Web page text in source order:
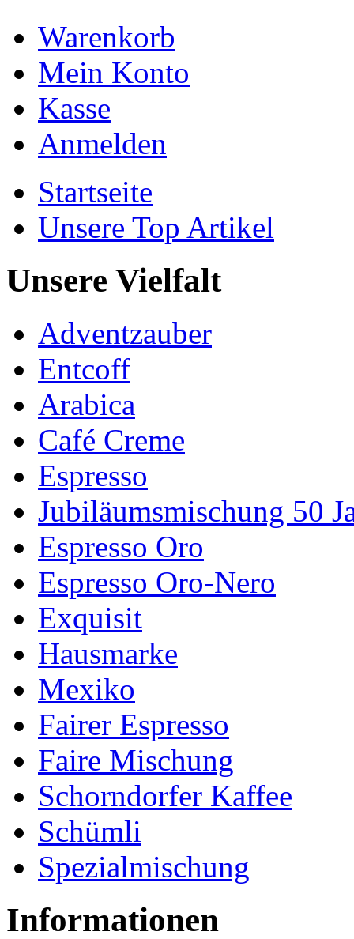
Warenkorb
Mein Konto
Kasse
Anmelden
Startseite
Unsere Top Artikel
Unsere Vielfalt
Adventzauber
Entcoff
Arabica
Café Creme
Espresso
Jubiläumsmischung 50
Espresso Oro
Espresso Oro-Nero
Exquisit
Hausmarke
Mexiko
Fairer Espresso
Faire Mischung
Schorndorfer Kaffee
Schümli
Spezialmischung
Informationen